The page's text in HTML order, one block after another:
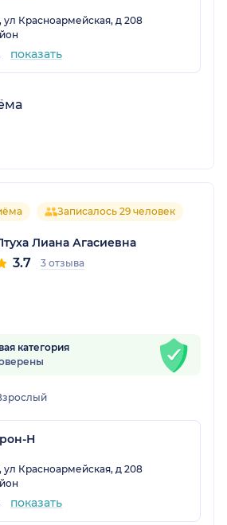
ул Красноармейская, д 208
показать
Записалось 29 человек
Лиана Агасиевна
3.7 3 отзыва
категория
Н
ул Красноармейская, д 208
показать